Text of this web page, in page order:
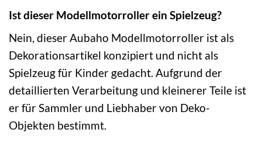
Ist dieser Modellmotorroller ein Spielzeug?
Nein, dieser Aubaho Modellmotorroller ist als
Dekorationsartikel konzipiert und nicht als
Spielzeug für Kinder gedacht. Aufgrund der
detaillierten Verarbeitung und kleinerer Teile ist
er für Sammler und Liebhaber von Deko-
Objekten bestimmt.